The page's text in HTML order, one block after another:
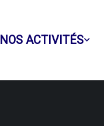
NOS ACTIVITÉS